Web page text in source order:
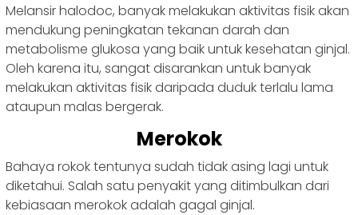
Melansir halodoc, banyak melakukan aktivitas fisik akan
mendukung peningkatan tekanan darah dan
metabolisme glukosa yang baik untuk kesehatan ginjal.
Oleh karena itu, sangat disarankan untuk banyak
melakukan aktivitas fisik daripada duduk terlalu lama
ataupun malas bergerak.
Merokok
Bahaya rokok tentunya sudah tidak asing lagi untuk
diketahui. Salah satu penyakit yang ditimbulkan dari
kebiasaan merokok adalah gagal ginjal.